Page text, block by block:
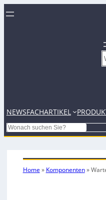
NEWSFACHARTIKEL
Search
Home » Komponenten»